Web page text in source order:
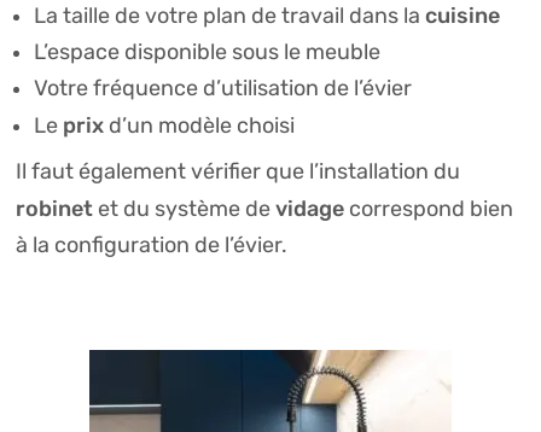
La taille de votre plan de travail dans la cuisine
L’espace disponible sous le meuble
Votre fréquence d’utilisation de l’évier
Le prixd’un modèle choisi
Il faut également vérifier que l’installation du
robinetet du système devidagecorrespond bien
à la configuration de l’évier.